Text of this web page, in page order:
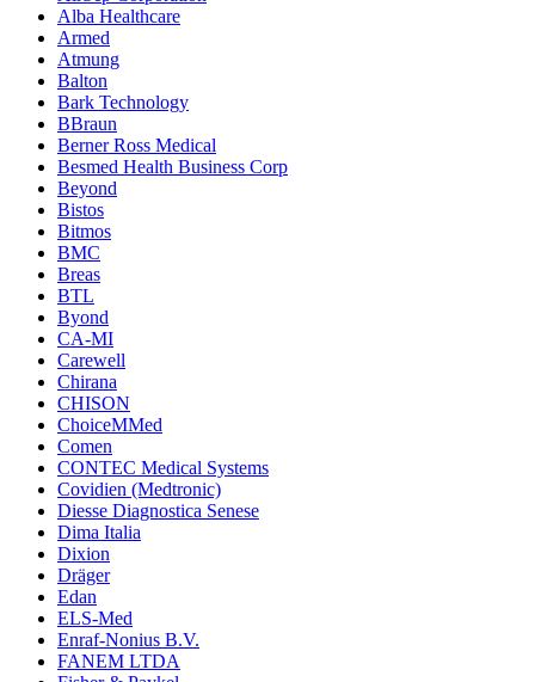
Alba Healthcare
Armed
Atmung
Balton
Bark Technology
BBraun
Berner Ross Medical
Besmed Health Business Corp
Beyond
Bistos
Bitmos
BMC
Breas
BTL
Byond
CA-MI
Carewell
Chirana
CHISON
ChoiceMMed
Comen
CONTEC Medical Systems
Covidien (Medtronic)
Diesse Diagnostica Senese
Dima Italia
Dixion
Dräger
Edan
ELS-Med
Enraf-Nonius B.V.
FANEM LTDA